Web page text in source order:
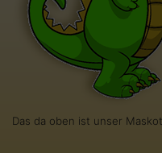
Das da oben ist unser